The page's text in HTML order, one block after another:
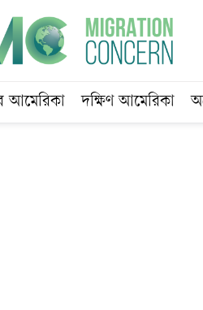
আমেরিকা দক্ষিণ আমেরিকা